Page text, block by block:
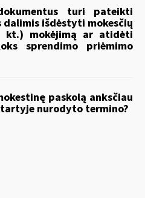
turi pateikti
išdėstyti mokesčių
kt.) mokėjimą ar atidėti
sprendimo priėmimo
paskolą anksčiau
nurodyto termino?